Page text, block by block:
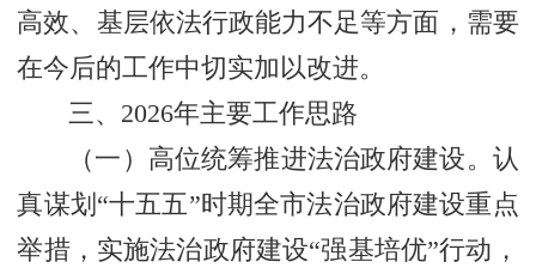
高效、基层依法行政能力不足等方面，需要
在今后的工作中切实加以改进。
三、2026年主要工作思路
（一）高位统筹推进法治政府建设。认
真谋划“十五五”时期全市法治政府建设重点
举措，实施法治政府建设“强基培优”行动，